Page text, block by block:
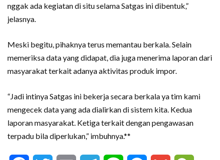
nggak ada kegiatan di situ selama Satgas ini dibentuk,”
jelasnya.
Meski begitu, pihaknya terus memantau berkala. Selain
memeriksa data yang didapat, dia juga menerima laporan dari
masyarakat terkait adanya aktivitas produk impor.
“Jadi intinya Satgas ini bekerja secara berkala ya tim kami
mengecek data yang ada dialirkan di sistem kita. Kedua
laporan masyarakat. Ketiga terkait dengan pengawasan
terpadu bila diperlukan,” imbuhnya.**